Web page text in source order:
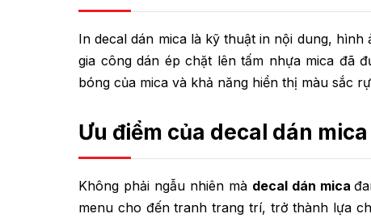
In decal dán mica là kỹ thuật in nội dung,
gia công dán ép chặt lên tấm nhựa mica đã
bóng của mica và khả năng hiển thị màu sắc
Ưu điểm của decal dán mica
Không phải ngẫu nhiên mà decal dán mica
menu cho đến tranh trang trí, trở thành lựa